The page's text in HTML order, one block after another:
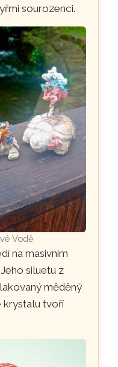
sourozenci.
Vodě
na masivním
Jeho siluetu z
měděný
krystalu tvoří